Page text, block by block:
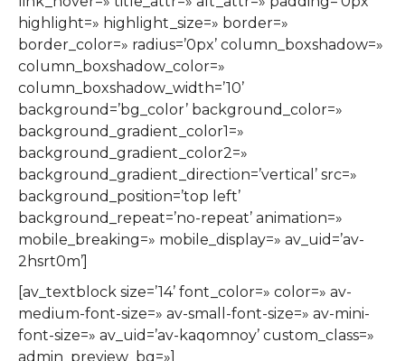
highlight=» highlight_size=» border=»
border_color=» radius=’0px’ column_boxshadow=»
column_boxshadow_color=»
column_boxshadow_width=’10’
background=’bg_color’ background_color=»
background_gradient_color1=»
background_gradient_color2=»
background_gradient_direction=’vertical’ src=»
background_position=’top left’
background_repeat=’no-repeat’ animation=»
mobile_breaking=» mobile_display=» av_uid=’av-
2hsrt0m’]
[av_textblock size=’14’ font_color=» color=» av-
medium-font-size=» av-small-font-size=» av-mini-
font-size=» av_uid=’av-kaqomnoy’ custom_class=»
admin_preview_bg=»]